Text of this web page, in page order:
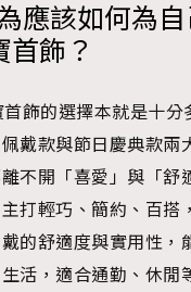
應該如何為
首飾？
飾的選擇本就是十分
戴款與節日慶典款兩
不開「喜愛」與「舒
打輕巧、簡約、百搭
的舒適度與實用性，
活，適合通勤、休閒